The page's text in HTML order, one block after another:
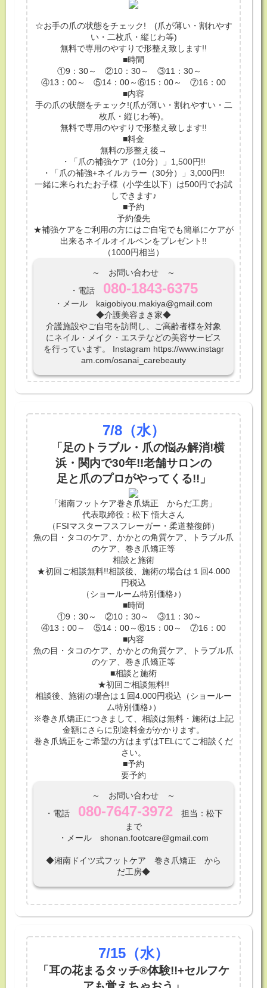
☆お手の爪の状態をチェック! (爪が薄い・割れやす
い・二枚爪・縦じわ等)
無料で専用のやすりで形整え致します!!
■時間
①9：30～ ②10：30～ ③11：30～
④13：00～ ⑤14：00～⑥15：00～ ⑦16：00
■内容
手の爪の状態をチェック!(爪が薄い・割れやすい・二
枚爪・縦じわ等)。
無料で専用のやすりで形整え致します!!
■料金
無料の形整え後→
・「爪の補強ケア（10分）」1,500円!!
・「爪の補強+ネイルカラー（30分）」3,000円!!
一緒に来られたお子様（小学生以下）は500円でお試
しできます♪
■予約
予約優先
★補強ケアをご利用の方にはご自宅でも簡単にケアが
出来るネイルオイルペンをプレゼント!!
（1000円相当）
～ お問い合わせ ～
・電話 080-1843-6375
・メール kaigobiyou.makiya@gmail.com
◆介護美容まき家◆
介護施設やご自宅を訪問し、ご高齢者様を対象
にネイル・メイク・エステなどの美容サービス
を行っています。 Instagram https://www.instagr
am.com/osanai_carebeauty
7/8（水）
「足のトラブル・爪の悩み解消!横
浜・関内で30年!!老舗サロンの
足と爪のプロがやってくる!!」
「湘南フットケア巻き爪矯正 からだ工房」
代表取締役：松下 悟大さん
（FSIマスターフスフレーガー・柔道整復師）
魚の目・タコのケア、かかとの角質ケア、トラブル爪
のケア、巻き爪矯正等
相談と施術
★初回ご相談無料!!相談後、施術の場合は１回4.000
円税込
（ショールーム特別価格♪）
■時間
①9：30～ ②10：30～ ③11：30～
④13：00～ ⑤14：00～⑥15：00～ ⑦16：00
■内容
魚の目・タコのケア、かかとの角質ケア、トラブル爪
のケア、巻き爪矯正等
■相談と施術
★初回ご相談無料!!
相談後、施術の場合は１回4.000円税込（ショールー
ム特別価格♪）
※巻き爪矯正につきまして、相談は無料・施術は上記
金額にさらに別途料金がかかります。
巻き爪矯正をご希望の方はまずはTELにてご相談くだ
さい。
■予約
要予約
～ お問い合わせ ～
・電話 080-7647-3972担当：松下
まで
・メール shonan.footcare@gmail.com
◆湘南ドイツ式フットケア 巻き爪矯正 から
だ工房◆
7/15 （水）
「耳の花まるタッチ®体験!!+セルフケ